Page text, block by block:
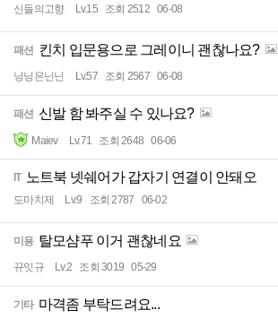
신들의고향 Lv.15 조회 2512 06-08
패션 킨치 입문용으로 그레이니 괜찮나요?
닝닝은닌닌 Lv.57 조회 2567 06-08
패션 신발 함 봐주실 수 있나요?
Maiev Lv.71 조회 2648 06-06
IT 노트북 넷쉐어가 갑자기 연결이 안돼오
도마치제 Lv.9 조회 2787 06-02
미용 탈모샴푸 이거 괜찮네요
뀨잇규 Lv.2 조회 3019 05-29
기타 마격좀 부탁드려요...